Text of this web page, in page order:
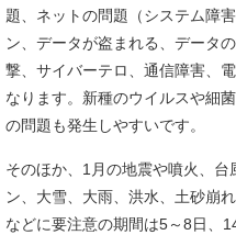
題、ネットの問題（システム障
ン、データが盗まれる、データ
撃、サイバーテロ、通信障害、
なります。新種のウイルスや細
の問題も発生しやすいです。
そのほか、1月の地震や噴火、
ン、大雪、大雨、洪水、土砂崩
などに要注意の期間は5～8日、